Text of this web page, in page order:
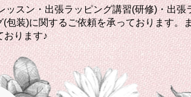
スン・出張ラッピング講習(研修)・出張
装)に関するご依頼を承っております。
おります♪